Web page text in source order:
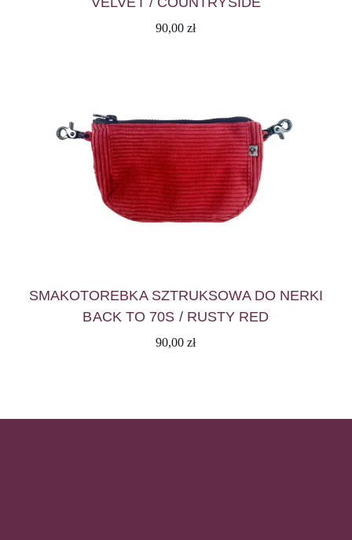
90,00zł
SMAKOTOREBKA SZTRUKSOWA DO NERKI
BACK TO 70S / RUSTY RED
90,00zł